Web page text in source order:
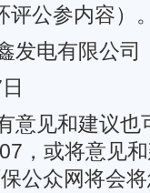
评公参内容）
电有限公司
和建议也可
，或将意见
公众网将会